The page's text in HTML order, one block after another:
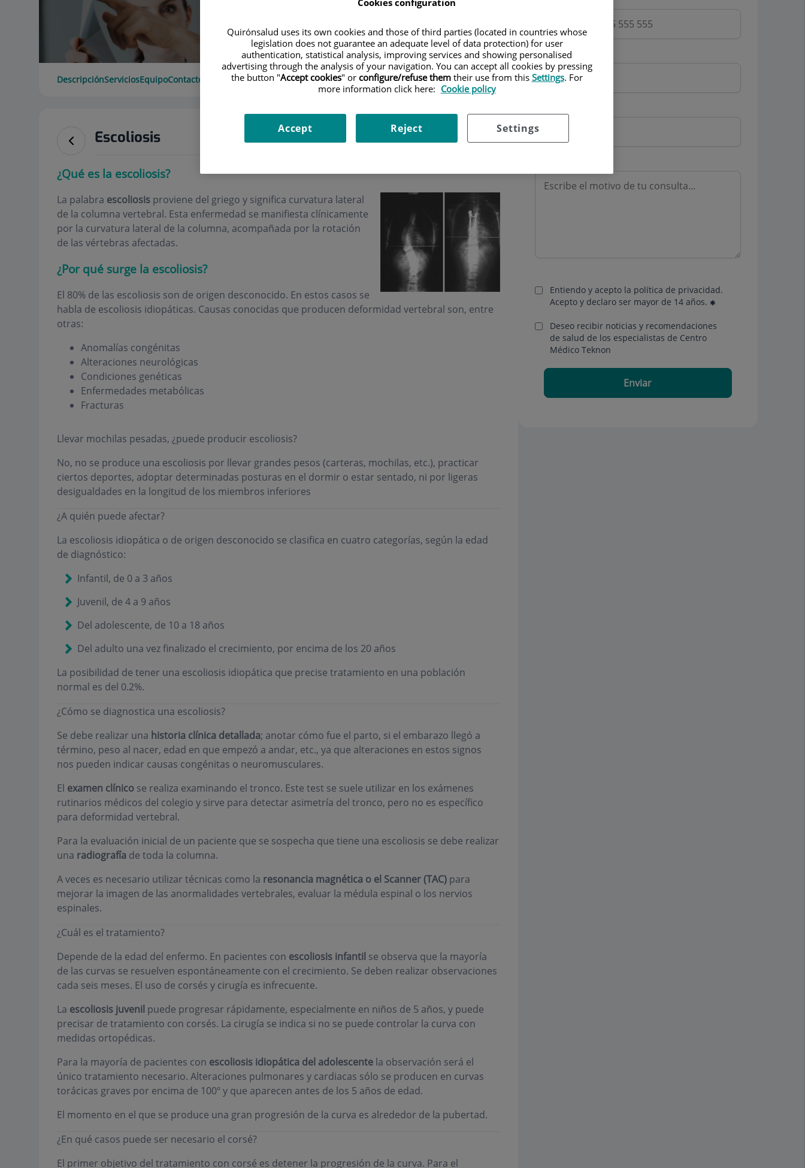
DescripciónServiciosEquipoContacto Datos de interésHorario
Escoliosis
¿Qué es la escoliosis?
La palabra escoliosis proviene del griego y significa curvatura lateral
de la columna vertebral. Esta enfermedad se manifiesta clínicamente
por la curvatura lateral de la columna, acompañada por la rotación
de las vértebras afectadas.
¿Por qué surge la escoliosis?
El 80% de las escoliosis son de origen desconocido. En estos casos se
habla de escoliosis idiopáticas. Causas conocidas que producen deformidad vertebral son, entre
otras:
Anomalías congénitas
Alteraciones neurológicas
Condiciones genéticas
Enfermedades metabólicas
Fracturas
Llevar mochilas pesadas, ¿puede producir escoliosis?
No, no se produce una escoliosis por llevar grandes pesos (carteras, mochilas, etc.), practicar
ciertos deportes, adoptar determinadas posturas en el dormir o estar sentado, ni por ligeras
desigualdades en la longitud de los miembros inferiores
¿A quién puede afectar?
La escoliosis idiopática o de origen desconocido se clasifica en cuatro categorías, según la edad
de diagnóstico:
Infantil, de 0 a 3 años
Juvenil, de 4 a 9 años
Del adolescente, de 10 a 18 años
Del adulto una vez finalizado el crecimiento, por encima de los 20 años
La posibilidad de tener una escoliosis idiopática que precise tratamiento en una población
normal es del 0.2%.
¿Cómo se diagnostica una escoliosis?
Se debe realizar una historia clínica detallada; anotar cómo fue el parto, si el embarazo llegó a
término, peso al nacer, edad en que empezó a andar, etc., ya que alteraciones en estos signos
nos pueden indicar causas congénitas o neuromusculares.
El examen clínicose realiza examinando el tronco. Este test se suele utilizar en los exámenes
rutinarios médicos del colegio y sirve para detectar asimetría del tronco, pero no es específico
para deformidad vertebral.
Para la evaluación inicial de un paciente que se sospecha que tiene una escoliosis se debe realizar
una radiografía de toda la columna.
A veces es necesario utilizar técnicas como la resonancia magnética o el Scanner (TAC)para
mejorar la imagen de las anormalidades vertebrales, evaluar la médula espinal o los nervios
espinales.
¿Cuál es el tratamiento?
Depende de la edad del enfermo. En pacientes con escoliosis infantil se observa que la mayoría
de las curvas se resuelven espontáneamente con el crecimiento. Se deben realizar observaciones
cada seis meses. El uso de corsés y cirugía es infrecuente.
La escoliosis juvenil puede progresar rápidamente, especialmente en niños de 5 años, y puede
precisar de tratamiento con corsés. La cirugía se indica si no se puede controlar la curva con
medidas ortopédicas.
Para la mayoría de pacientes con escoliosis idiopática del adolescentela observación será el
único tratamiento necesario. Alteraciones pulmonares y cardiacas sólo se producen en curvas
torácicas graves por encima de 100º y que aparecen antes de los 5 años de edad.
El momento en el que se produce una gran progresión de la curva es alrededor de la pubertad.
¿En qué casos puede ser necesario el corsé?
El primer objetivo del tratamiento con corsé es detener la progresión de la curva. Para el
Email
Entiendo y acepto la política de privacidad.
Acepto y declaro ser mayor de 14 años.
Deseo recibir noticias y recomendaciones
de salud de los especialistas de Centro
Médico Teknon
Enviar
Quirónsalud uses its own cookies and those of third parties (located in countries whose
legislation does not guarantee an adequate level of data protection) for user
authentication, statistical analysis, improving services and showing personalised
advertising through the analysis of your navigation. You can accept all cookies by pressing
the button "Accept cookies" or configure/refuse themtheir use from this Settings. For
more information click here: Cookie policy
Settings
Reject
Accept